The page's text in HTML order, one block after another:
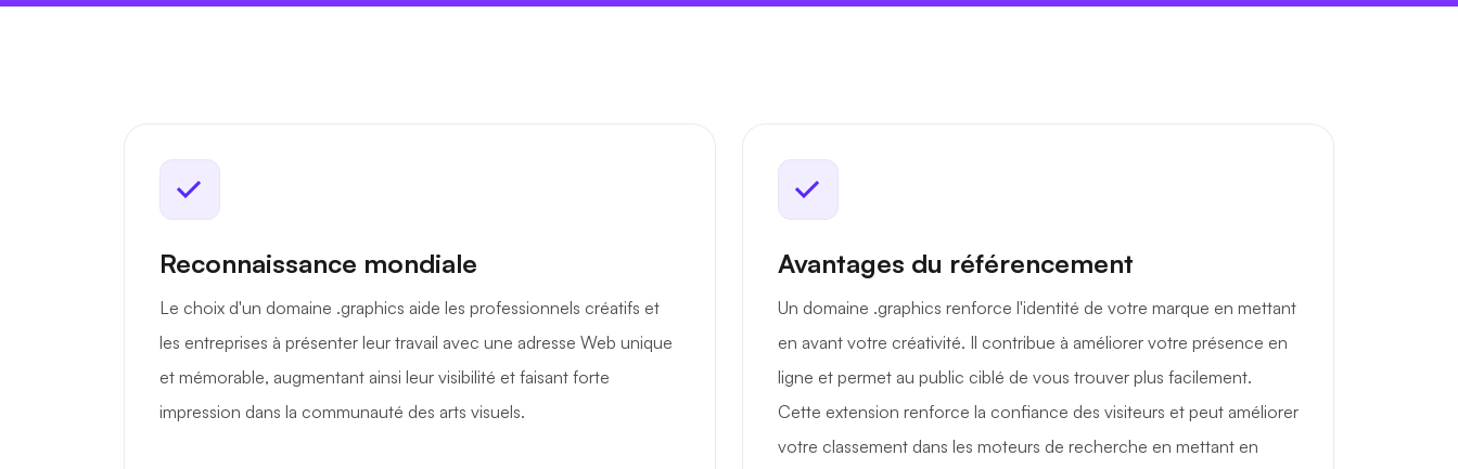
Reconnaissance mondiale
Le choix d'un domaine .graphics aide les professionnels créatifs et
les entreprises à présenter leur travail avec une adresse Web unique
et mémorable, augmentant ainsi leur visibilité et faisant forte
impression dans la communauté des arts visuels.
Avantages du référencement
Un domaine .graphics renforce l'identité de votre marque en mettant
en avant votre créativité. Il contribue à améliorer votre présence en
ligne et permet au public ciblé de vous trouver plus facilement.
Cette extension renforce la confiance des visiteurs et peut améliorer
votre classement dans les moteurs de recherche en mettant en